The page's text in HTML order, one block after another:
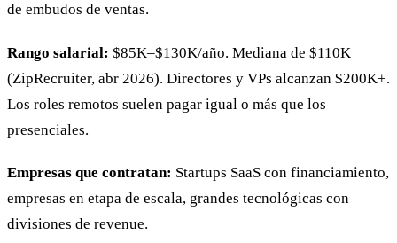
de embudos de ventas.
Rango salarial: $85K–$130K/año. Mediana de $110K
(ZipRecruiter, abr 2026). Directores y VPs alcanzan $200K+.
Los roles remotos suelen pagar igual o más que los
presenciales.
Empresas que contratan: Startups SaaS con financiamiento,
empresas en etapa de escala, grandes tecnológicas con
divisiones de revenue.